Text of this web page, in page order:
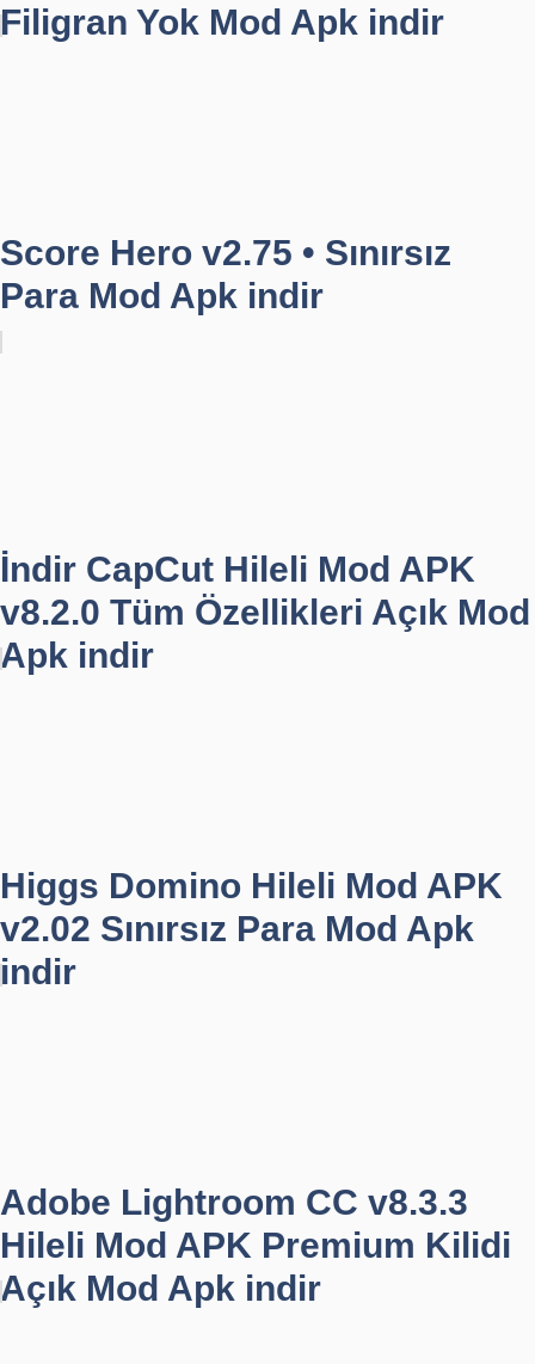
Filigran Yok Mod Apk indir
Score Hero v2.75 • Sınırsız
Para Mod Apk indir
İndir CapCut Hileli Mod APK
v8.2.0 Tüm Özellikleri Açık Mod
Apk indir
Higgs Domino Hileli Mod APK
v2.02 Sınırsız Para Mod Apk
indir
Adobe Lightroom CC v8.3.3
Hileli Mod APK Premium Kilidi
Açık Mod Apk indir